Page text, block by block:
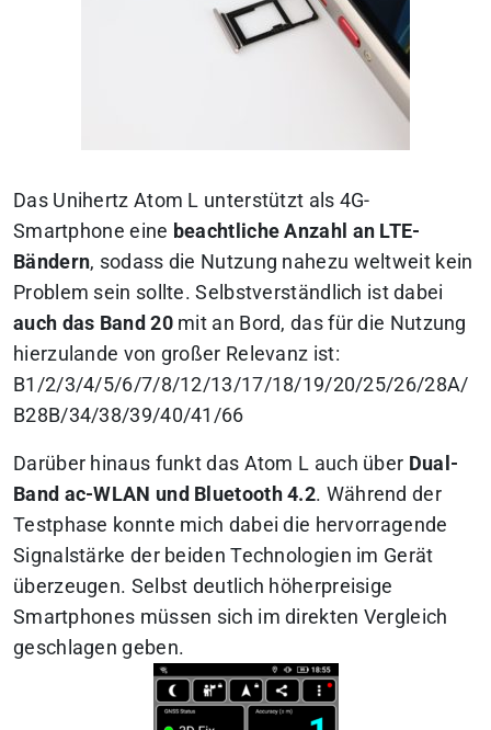
Das Unihertz Atom L unterstützt als 4G-
Smartphone eine beachtliche Anzahl an LTE-
Bändern, sodass die Nutzung nahezu weltweit kein
Problem sein sollte. Selbstverständlich ist dabei
auch das Band 20mit an Bord, das für die Nutzung
hierzulande von großer Relevanz ist:
B1/2/3/4/5/6/7/8/12/13/17/18/19/20/25/26/28A/
B28B/34/38/39/40/41/66
Darüber hinaus funkt das Atom L auch über Dual-
Band ac-WLAN und Bluetooth 4.2. Während der
Testphase konnte mich dabei die hervorragende
Signalstärke der beiden Technologien im Gerät
überzeugen. Selbst deutlich höherpreisige
Smartphones müssen sich im direkten Vergleich
geschlagen geben.